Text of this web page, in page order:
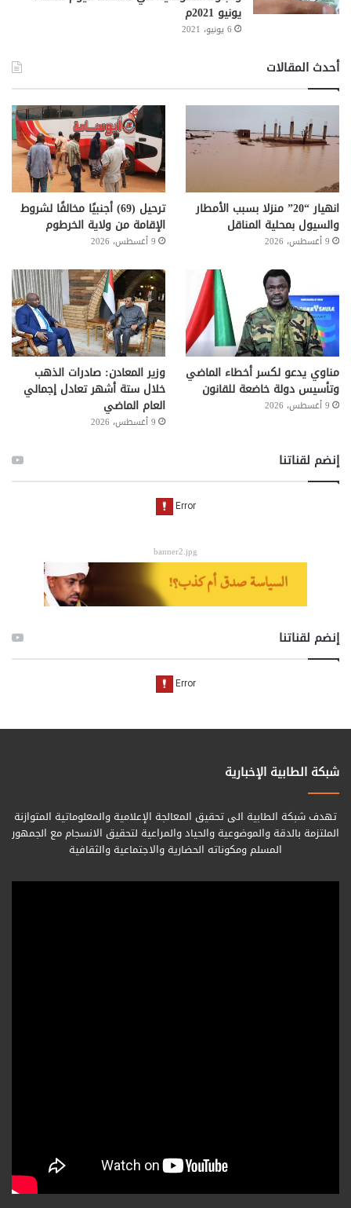
يونيو 2021م
6 يونيو، 2021
أحدث المقالات
انهيار “20” منزلا بسبب الأمطار
والسيول بمحلية المناقل
9 أغسطس، 2026
ترحيل (69) أجنبيًا مخالفًا لشروط
الإقامة من ولاية الخرطوم
9 أغسطس، 2026
مناوي يدعو لكسر أخطاء الماضي
وتأسيس دولة خاضعة للقانون
9 أغسطس، 2026
وزير المعادن: صادرات الذهب
خلال ستة أشهر تعادل إجمالي
العام الماضي
9 أغسطس، 2026
إنضم لقناتنا
banner2.jpg
إنضم لقناتنا
شبكة الطابية الإخبارية
تهدف شبكة الطابية الى تحقيق المعالجة الإعلامية والمعلوماتية المتوازنة
الملتزمة بالدقة والموضوعية والحياد والمراعية لتحقيق الانسجام مع الجمهور
المسلم ومكوناته الحضارية والاجتماعية والثقافية